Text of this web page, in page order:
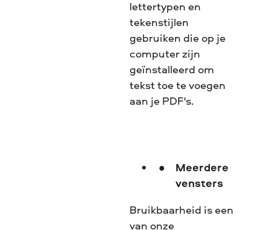
lettertypen en
tekenstijlen
gebruiken die op je
computer zijn
geïnstalleerd om
tekst toe te voegen
aan je PDF's.
Meerdere
vensters
Bruikbaarheid is een
van onze